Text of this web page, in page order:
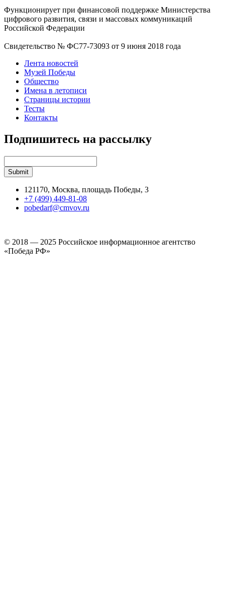
Функционирует при финансовой поддержке Министерства
цифрового развития, связи и массовых коммуникаций
Российской Федерации
Свидетельство № ФС77-73093 от 9 июня 2018 года
Лента новостей
Музей Победы
Общество
Имена в летописи
Страницы истории
Тесты
Контакты
Подпишитесь на рассылку
121170, Москва, площадь Победы, 3
+7 (499) 449-81-08
pobedarf@cmvov.ru
© 2018 — 2025 Российское информационное агентство
«Победа РФ»